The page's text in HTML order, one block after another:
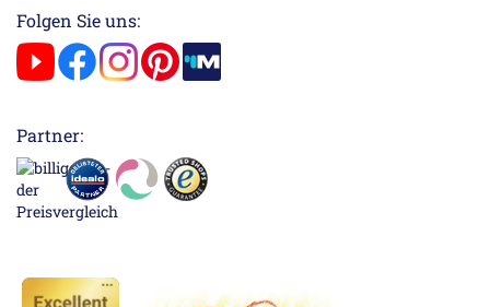
Folgen Sie uns:
Partner: